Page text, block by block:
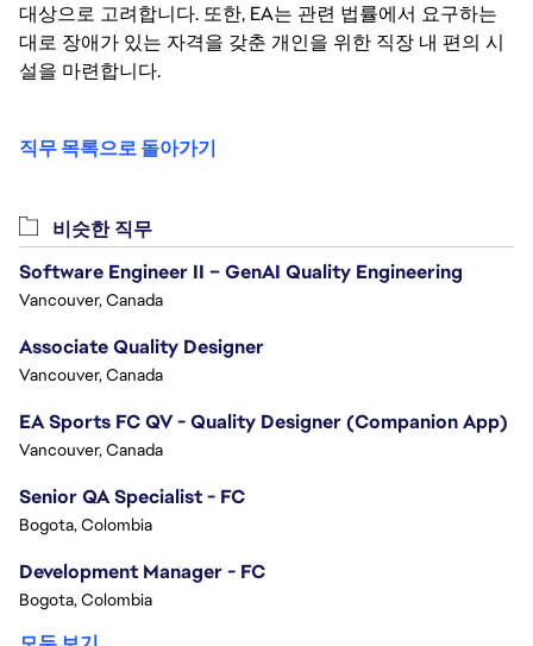
대상으로 고려합니다. 또한, EA는 관련 법률에서 요구하는
대로 장애가 있는 자격을 갖춘 개인을 위한 직장 내 편의 시
설을 마련합니다.
직무 목록으로 돌아가기
비슷한 직무
Software Engineer II – GenAI Quality Engineering
Vancouver, Canada
Associate Quality Designer
Vancouver, Canada
EA Sports FC QV - Quality Designer (Companion App)
Vancouver, Canada
Senior QA Specialist - FC
Bogota, Colombia
Development Manager - FC
Bogota, Colombia